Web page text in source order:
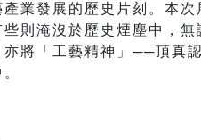
業發展的歷史片刻。本次
則淹沒於歷史煙塵中，無
將「工藝精神」──頂真